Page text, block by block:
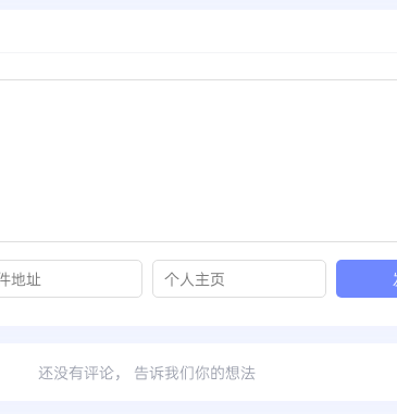
还没有评论， 告诉我们你的想法